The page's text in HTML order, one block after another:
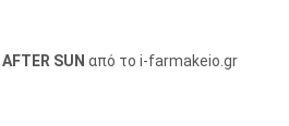
AFTER SUN από το i-farmakeio.gr